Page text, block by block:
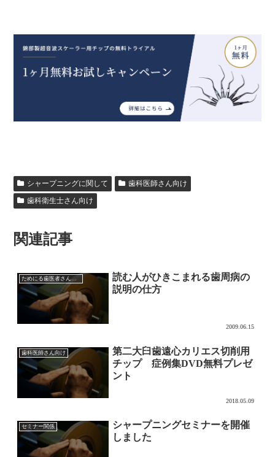
シャープニングに関して
歯科医師さん向け
歯科衛生士さん向け
関連記事
ためにる歯医者さんのブログ
読む人がひきこまれる歯周病の
説明の仕方
2009.06.15
歯科医師さん向け
第二大臼歯遠心カリエス切削用
チップ 症例集DVD無料プレゼ
ント
2018.05.09
セミナー関係
シャープニングセミナーを開催
しました